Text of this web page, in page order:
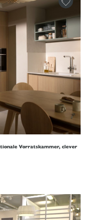
Vorratskammer, clever